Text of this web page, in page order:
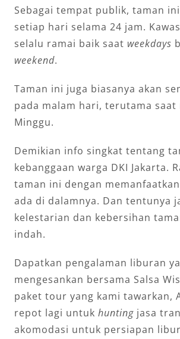
Sebagai tempat publik, taman
setiap hari selama 24 jam.
selalu ramai baik saat weekdays
weekend.
Taman ini juga biasanya akan
pada malam hari, terutama saat
Minggu.
Demikian info singkat tentang
kebanggaan warga DKI Jakarta.
taman ini dengan
ada di dalamnya. Dan tentunya
kelestarian dan kebersihan
indah.
Dapatkan pengalaman liburan
mengesankan bersama Salsa
paket tour yang kami tawarkan,
repot lagi untuk hunting jasa
akomodasi untuk persiapan